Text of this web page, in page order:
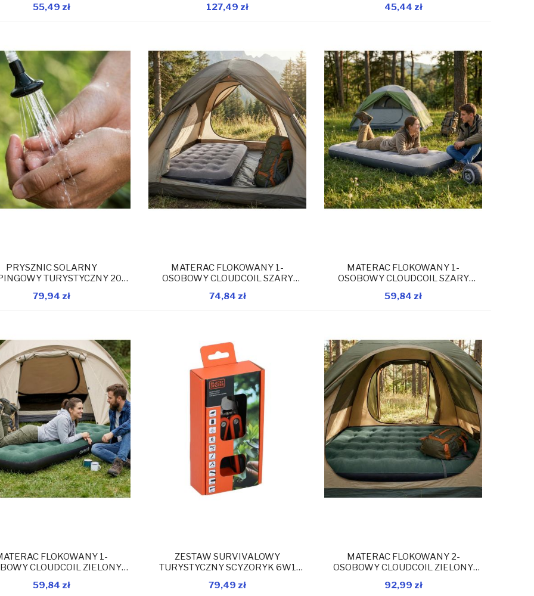
55,49 zł
127,49 zł 45,44 zł
PRYSZNIC SOLARNY
TURYSTYCZNY 20L
79,94 zł
MATERAC FLOKOWANY 1-
OSOBOWY CLOUDCOIL SZARY
74,84 zł
MATERAC FLOKOWANY 1-
OSOBOWY CLOUDCOIL SZARY
59,84 zł
FLOKOWANY 1-
CLOUDCOIL ZIELONY
59,84 zł
ZESTAW SURVIVALOWY
TURYSTYCZNY SCYZORYK 6W1
79,49 zł
MATERAC FLOKOWANY 2-
OSOBOWY CLOUDCOIL ZIELONY
92,99 zł